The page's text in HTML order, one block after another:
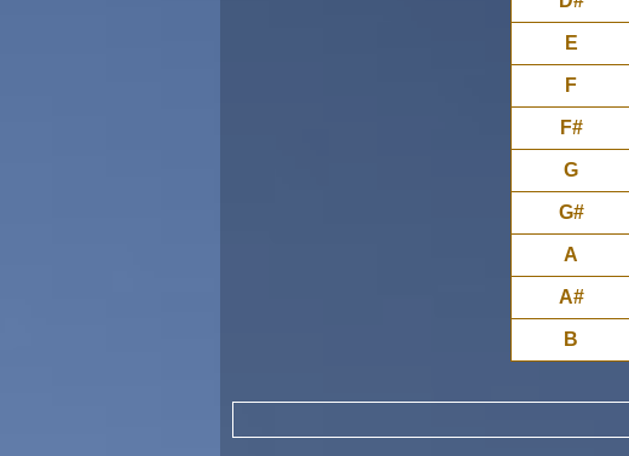
E
F
F#
G
G#
A
A#
B